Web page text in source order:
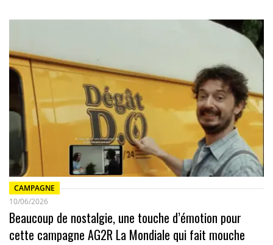
CAMPAGNE
10/06/2026
Beaucoup de nostalgie, une touche d’émotion pour
cette campagne AG2R La Mondiale qui fait mouche